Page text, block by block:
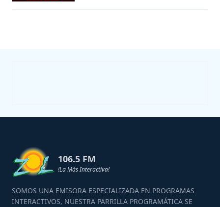
106.5 FM
!La Más Interactiva!
SOMOS UNA EMISORA ESPECIALIZADA EN PROGRAMAS
INTERACTIVOS, NUESTRA PARRILLA PROGRAMÁTICA SE